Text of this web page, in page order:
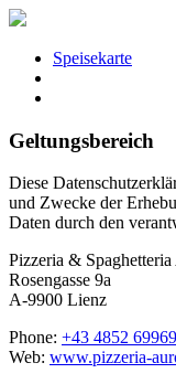
Speisekarte
Geltungsbereich
Diese
und Zwecke der
Daten durch den
Pizzeria &
Rosengasse 9a
A-9900 Lienz
Phone: +43 4852 69969
Web: www.pizzeria-